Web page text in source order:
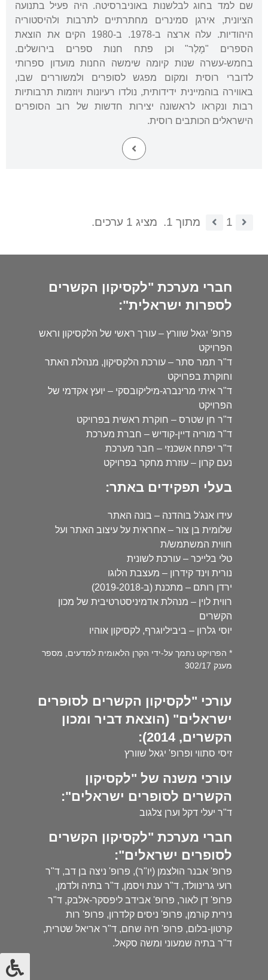
שם למד בחוג לבלשנות באוניברסיטה. היה פעיל בתנועה
הציונית, אירגן סמינרים מחתרתיים לתרבות ולהיסטוריה
היהודיות. עלה ארצה ב-1978. ב-1980 הקים את הוצאת
הספרים "מָלֶר" וכן פתח חנות ספרים בירושלים.
בחמש-עשרה שנות קיומה שימשה החנות מועדון ספרותי
לדוברי רוסית ומקום מפגש לסופרים ולמשוררים שבו,
באווירה בוהמיינית ידידותית, נולדו רעיונות ויוזמות תרבותיות
רבות ונקראו לראשונה יצירות חדשות של רוב הסופרים
הישראלים הכותבים רוסית.
1 מתוך 1. מציג 1 ערכים.
חברי מערכת "לקסיקון הקשרים
לספרות ישראלית":
פרופ' יגאל שוורץ – עורך ראשי של הלקסיקון וראש
הפרויקט
ד"ר תמר סתר – עורכת הלקסיקון, מנהלת האתר
וחוקרת בפרויקט
ד"ר איתי מרינברג-מיליקובסקי – יועץ אקדמי של
הפרויקט
ד"ר חן שטרס – חוקרת ראשית בפרויקט
ד"ר מוריה דיין-קודיש – חברת מערכת
ד"ר יפתח אשכנזי – חבר מערכת
נעם קרון – עוזרת מחקר בפרויקט
בעלי תפקידים באתר:
עידו אנג'ל בוהדנה – בונה האתר
שלומית בן צור – אחראית על עיצוב האתר ועל
חווית המשתמש/ת
טלי בלייכר – עורכת לשונית
נורית וינד קידרון – מעצבת הלוגו
ירדן רותם – מתכנת (ב-2019-2018)
רווית לוין – מנהלת אדמיניסטרטיבית של מכון
הקשרים
יוסי גלרון – ביביליוגרף, לקסיקון אוהיו
* הפרויקט נתמך על-ידי הקרן הלאומית למדעים, מספר
מענק 302/17
עורכי "לקסיקון הקשרים לסופרים
ישראלים" (הוצאת דביר ומכון
הקשרים, 2014):
זיסי סתווי ופרופ' יגאל שוורץ
עורכי משנה של "לקסיקון
הקשרים לסופרים ישראלים":
ד"ר יעלי דקל וערן צלגוב
חברי מערכת "לקסיקון הקשרים
לסופרים ישראלים":
פרופ' אבנר הולצמן (יו"ר), פרופ' ניצה בן דב, ד"ר
רועי גרינוולד, ד"ר ענת ויסמן, ד"ר בתיה ולדמן,
פרופ' דן לאור, פרופ' אבידב ליפסקר-אלבק, ד"ר
נירית קורמן, פרופ' ניסים קלדרון, פרופ' רות
קרטון-בלום, פרופ' חיה שחם, ד"ר אריאל שטרית,
ד"ר בתיה שמעוני ומשה סקאל.